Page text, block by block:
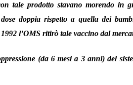
tale prodotto stavano morendo in
doppia rispetto a quella dei
l’OMS ritirò tale vaccino dal
(da 6 mesi a 3 anni) del